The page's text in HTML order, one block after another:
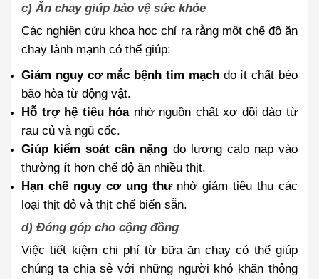
c) Ăn chay giúp bảo vệ sức khỏe
Các nghiên cứu khoa học chỉ ra rằng một chế độ ăn
chay lành mạnh có thể giúp:
Giảm nguy cơ mắc bệnh tim mạchdo ít chất béo
bão hòa từ động vật.
Hỗ trợ hệ tiêu hóanhờ nguồn chất xơ dồi dào từ
rau củ và ngũ cốc.
Giúp kiểm soát cân nặng do lượng calo nạp vào
thường ít hơn chế độ ăn nhiều thịt.
Hạn chế nguy cơ ung thưnhờ giảm tiêu thụ các
loại thịt đỏ và thịt chế biến sẵn.
d) Đóng góp cho cộng đồng
Việc tiết kiệm chi phí từ bữa ăn chay có thể giúp
chúng ta chia sẻ với những người khó khăn thông